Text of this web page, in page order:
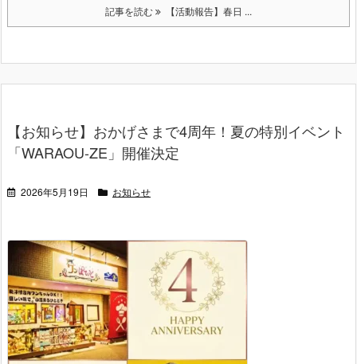
記事を読む 【活動報告】春日 ...
【お知らせ】おかげさまで4周年！夏の特別イベント
「WARAOU-ZE」開催決定
2026年5月19日 お知らせ